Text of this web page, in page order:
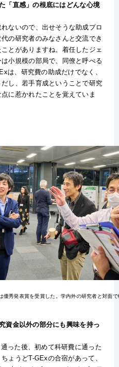
「直感」の根底にはどんな心境
ないので、出せそうな助成プロ
の研究者のみなさんと交流でき
とがありますね。着任したジェ
小規模の部局で、同僚と呼べる
は、研究費の助成だけでなく、
し、若手育成ということで研究
に惹かれたことを覚えていま
秀発表賞を受賞した。学内外の研究者と対面
資金以外の部分にも興味を持っ
った後、初めて科研費に通った
ょうどT-GExの合宿があって、